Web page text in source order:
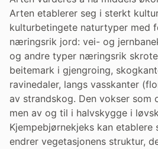
Arten etablerer seg i sterkt
kulturbetingete naturtyper med
næringsrik jord: vei- og
og andre typer næringsrik
beitemark i gjengroing,
ravinedaler, langs vasskanter
av strandskog. Den vokser som
men av og til i halvskygge i
Kjempebjørnekjeks kan etablere
endrer vegetasjonens struktur,